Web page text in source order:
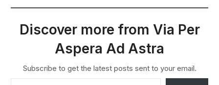
Discover more from Via Per
Aspera Ad Astra
Subscribe to get the latest posts sent to your email.
TYPE YOUR EMAIL…